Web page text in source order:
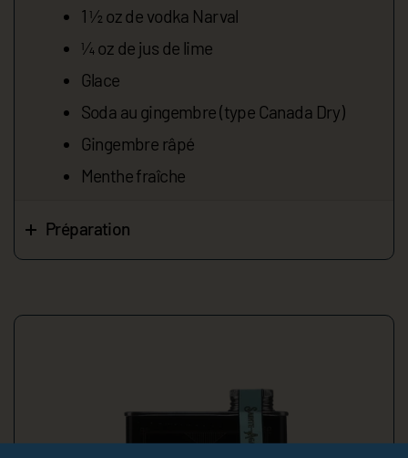
1 ½ oz de vodka Narval
¼ oz de jus de lime
Glace
Soda au gingembre (type Canada Dry)
Gingembre râpé
Menthe fraîche
Préparation